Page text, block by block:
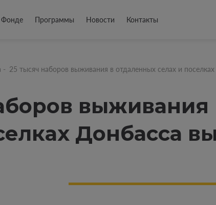
Программы Новости Контакты
- 25 тысяч наборов выживания в отдаленных селах и
выживания
Донбасса